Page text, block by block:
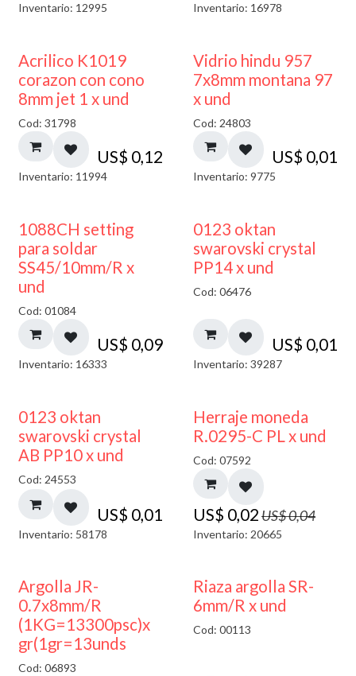
Inventario: 12995 Inventario: 16978
Acrilico K1019
corazon con cono
8mm jet 1 x und
Cod: 31798
US$ 0,12
Inventario: 11994
40% DESCUENTO
Vidrio hindu 957
7x8mm montana 97
x und
Cod: 24803
US$ 0,01
Inventario: 9775
1088CH setting
para soldar
SS45/10mm/R x
und
Cod: 01084
US$ 0,09
Inventario: 16333
0123 oktan
swarovski crystal
PP14 x und
Cod: 06476
US$ 0,01
Inventario: 39287
0123 oktan
swarovski crystal
AB PP10 x und
Cod: 24553
US$ 0,01
Inventario: 58178
50% DESCUENTO
Herraje moneda
R.0295-C PL x und
Cod: 07592
US$ 0,02US$0,04
Inventario: 20665
Argolla JR-
0.7x8mm/R
(1KG=13300psc)x
gr(1gr=13unds
Cod: 06893
Riaza argolla SR-
6mm/R x und
Cod: 00113